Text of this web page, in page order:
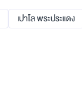
เปาโล พระประแดง